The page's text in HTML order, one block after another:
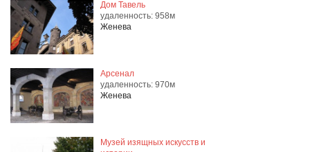
Дом Тавель
удаленность: 958м
Женева
Арсенал
удаленность: 970м
Женева
Музей изящных искусств и